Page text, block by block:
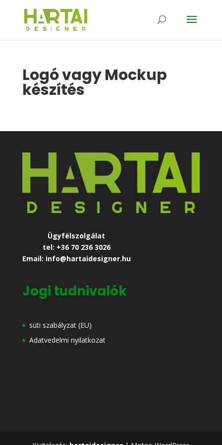
Logó vagy Mockup
készítés
Ügyfélszolgálat
tel: +36 70 236 3026
Email: info@hartaidesigner.hu
Jogi tudnivalók
süti szabályzat (EU)
Adatvedelmi nyilatkozat